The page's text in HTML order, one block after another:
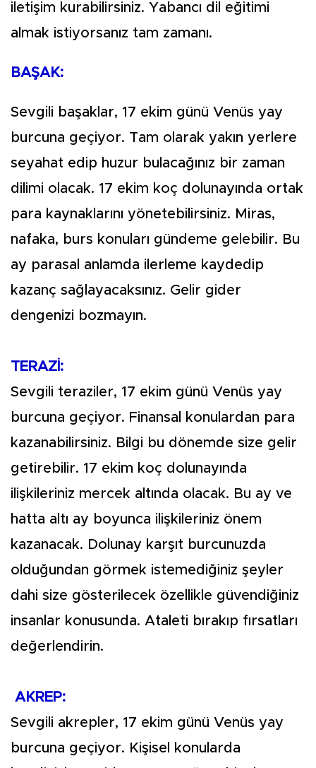
iletişim kurabilirsiniz. Yabancı dil eğitimi
almak istiyorsanız tam zamanı.
BAŞAK:
Sevgili başaklar, 17 ekim günü Venüs yay
burcuna geçiyor. Tam olarak yakın yerlere
seyahat edip huzur bulacağınız bir zaman
dilimi olacak. 17 ekim koç dolunayında ortak
para kaynaklarını yönetebilirsiniz. Miras,
nafaka, burs konuları gündeme gelebilir. Bu
ay parasal anlamda ilerleme kaydedip
kazanç sağlayacaksınız. Gelir gider
dengenizi bozmayın.
TERAZİ:
Sevgili teraziler, 17 ekim günü Venüs yay
burcuna geçiyor. Finansal konulardan para
kazanabilirsiniz. Bilgi bu dönemde size gelir
getirebilir. 17 ekim koç dolunayında
ilişkileriniz mercek altında olacak. Bu ay ve
hatta altı ay boyunca ilişkileriniz önem
kazanacak. Dolunay karşıt burcunuzda
olduğundan görmek istemediğiniz şeyler
dahi size gösterilecek özellikle güvendiğiniz
insanlar konusunda. Ataleti bırakıp fırsatları
değerlendirin.
AKREP:
Sevgili akrepler, 17 ekim günü Venüs yay
burcuna geçiyor. Kişisel konularda